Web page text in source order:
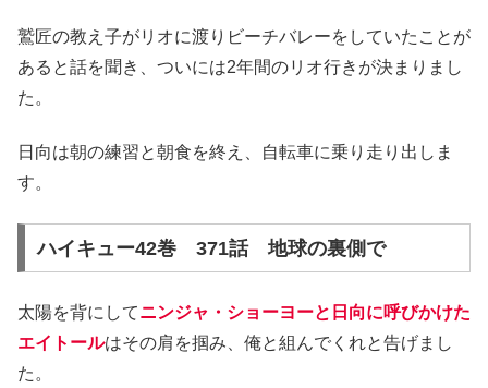
鷲匠の教え子がリオに渡りビーチバレーをしていたことが
あると話を聞き、ついには2年間のリオ行きが決まりまし
た。
日向は朝の練習と朝食を終え、自転車に乗り走り出しま
す。
ハイキュー42巻 371話 地球の裏側で
太陽を背にしてニンジャ・ショーヨーと日向に呼びかけた
エイトールはその肩を掴み、俺と組んでくれと告げまし
た。